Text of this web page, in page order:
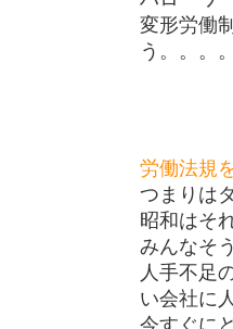
変形労働
う。。。。
労働法規
つまりは
昭和はそ
みんなそ
人手不足
い会社に
今すぐに